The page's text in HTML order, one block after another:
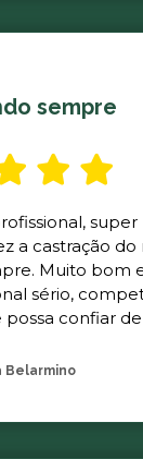
sempre
super
a castração
Muito bom
sério,
confiar
Belarmino